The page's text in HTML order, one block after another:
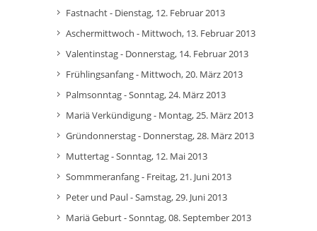
Fastnacht - Dienstag, 12. Februar 2013
Aschermittwoch - Mittwoch, 13. Februar 2013
Valentinstag - Donnerstag, 14. Februar 2013
Frühlingsanfang - Mittwoch, 20. März 2013
Palmsonntag - Sonntag, 24. März 2013
Mariä Verkündigung - Montag, 25. März 2013
Gründonnerstag - Donnerstag, 28. März 2013
Muttertag - Sonntag, 12. Mai 2013
Sommmeranfang - Freitag, 21. Juni 2013
Peter und Paul - Samstag, 29. Juni 2013
Mariä Geburt - Sonntag, 08. September 2013